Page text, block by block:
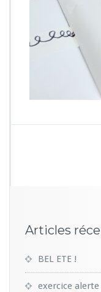
Articles
BEL ETE !
exercice alerte